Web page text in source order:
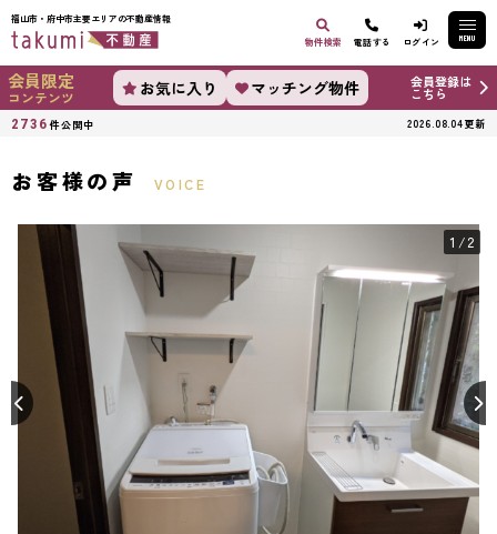
福山市・府中市主要エリアの不動産情報
物件検索
電話する ログイン MENU
会員限定
コンテンツ お気に入り マッチング物件 会員登録は
こちら
2736 件公開中 2026.08.04更新
お客様の声 VOICE
1 /2